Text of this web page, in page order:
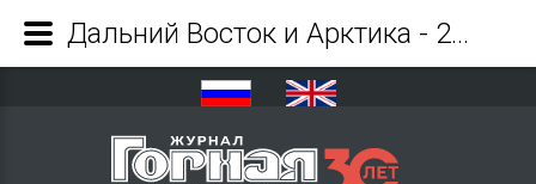
Дальний Восток и Арктика - 2024 - Журнал Горная промышленность